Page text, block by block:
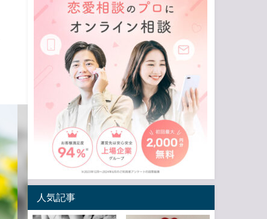
人気記事